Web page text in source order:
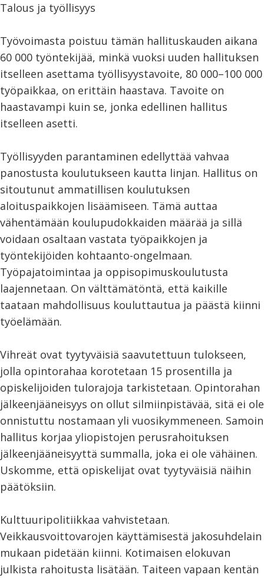
Talous ja työllisyys
Työvoimasta poistuu tämän hallituskauden aikana
60 000 työntekijää, minkä vuoksi uuden hallituksen
itselleen asettama työllisyystavoite, 80 000–100 000
työpaikkaa, on erittäin haastava. Tavoite on
haastavampi kuin se, jonka edellinen hallitus
itselleen asetti.
Työllisyyden parantaminen edellyttää vahvaa
panostusta koulutukseen kautta linjan. Hallitus on
sitoutunut ammatillisen koulutuksen
aloituspaikkojen lisäämiseen. Tämä auttaa
vähentämään koulupudokkaiden määrää ja sillä
voidaan osaltaan vastata työpaikkojen ja
työntekijöiden kohtaanto-ongelmaan.
Työpajatoimintaa ja oppisopimuskoulutusta
laajennetaan. On välttämätöntä, että kaikille
taataan mahdollisuus kouluttautua ja päästä kiinni
työelämään.
Vihreät ovat tyytyväisiä saavutettuun tulokseen,
jolla opintorahaa korotetaan 15 prosentilla ja
opiskelijoiden tulorajoja tarkistetaan. Opintorahan
jälkeenjääneisyys on ollut silmiinpistävää, sitä ei ole
onnistuttu nostamaan yli vuosikymmeneen. Samoin
hallitus korjaa yliopistojen perusrahoituksen
jälkeenjääneisyyttä summalla, joka ei ole vähäinen.
Uskomme, että opiskelijat ovat tyytyväisiä näihin
päätöksiin.
Kulttuuripolitiikkaa vahvistetaan.
Veikkausvoittovarojen käyttämisestä jakosuhdelain
mukaan pidetään kiinni. Kotimaisen elokuvan
julkista rahoitusta lisätään. Taiteen vapaan kentän